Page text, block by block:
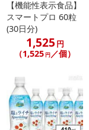
けする商品セット
さい。
含む)等により、参考
商品と多少異なる場
【機能性表示食品】
スマートプロ 60粒
(30日分)
1,525 円
（1,525 円 ／個）